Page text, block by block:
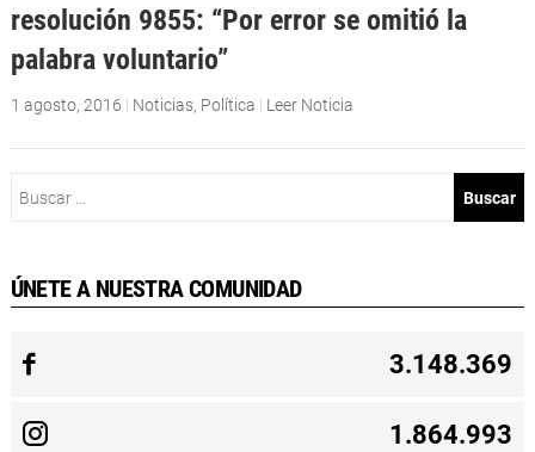
resolución 9855: “Por error se omitió la
palabra voluntario”
1 agosto, 2016 | Noticias, Política | Leer Noticia
ÚNETE A NUESTRA COMUNIDAD
3.148.369
1.864.993